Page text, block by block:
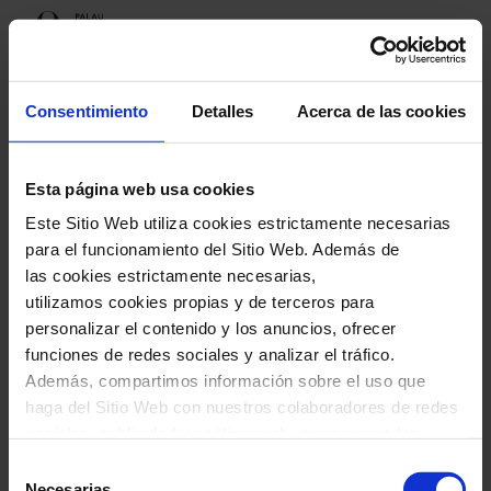
Consentimiento Detalles Acerca de las cookies
Esta página web usa cookies
Este Sitio Web utiliza cookies estrictamente necesarias
para el funcionamiento del Sitio Web. Además de
las cookies estrictamente necesarias,
utilizamos cookies propias y de terceros para
personalizar el contenido y los anuncios, ofrecer
funciones de redes sociales y analizar el tráfico.
Además, compartimos información sobre el uso que
haga del Sitio Web con nuestros colaboradores de redes
proporcionado o que hayan recopilado a través del uso
Programación
Próximos espectáculos
Cor Juvenil Palau Vincles
Cor Juvenil Palau Vincles